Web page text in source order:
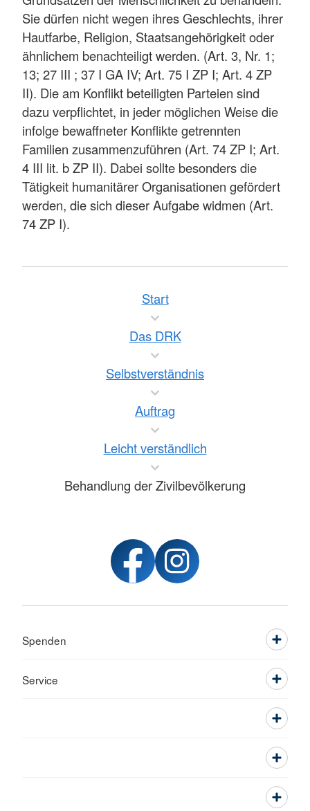
Sie dürfen nicht wegen ihres Geschlechts, ihrer
Hautfarbe, Religion, Staatsangehörigkeit oder
ähnlichem benachteiligt werden. (Art. 3, Nr. 1;
13; 27 III ; 37 I GA IV; Art. 75 I ZP I; Art. 4 ZP
II). Die am Konflikt beteiligten Parteien sind
dazu verpflichtet, in jeder möglichen Weise die
infolge bewaffneter Konflikte getrennten
Familien zusammenzuführen (Art. 74 ZP I; Art.
4 III lit. b ZP II). Dabei sollte besonders die
Tätigkeit humanitärer Organisationen gefördert
werden, die sich dieser Aufgabe widmen (Art.
74 ZP I).
Start
Das DRK
Selbstverständnis
Auftrag
Leicht verständlich
Behandlung der Zivilbevölkerung
Spenden
Service